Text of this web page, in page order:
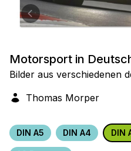
Motorsport in
Bilder aus verschiedenen
Thomas Morper
DIN A5 DIN A4 DIN